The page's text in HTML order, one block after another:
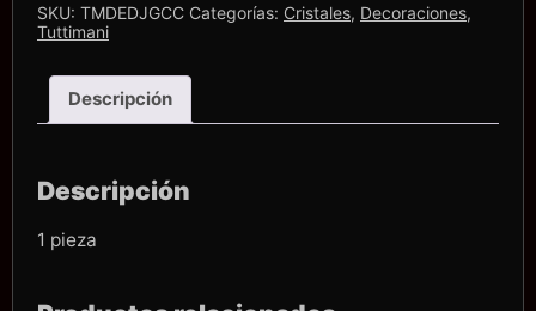
SKU: TMDEDJGCC Categorías: Cristales, Decoraciones,
Tuttimani
Descripción
Descripción
1 pieza